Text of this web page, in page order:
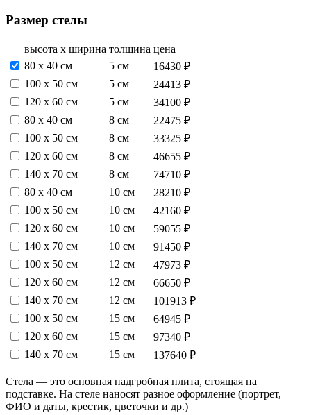
Размер стелы
высота х ширина толщина цена
80 х 40 см
5 см
16430 ₽
100 х 50 см
5 см
24413 ₽
120 х 60 см
5 см
34100 ₽
80 х 40 см
8 см
22475 ₽
100 х 50 см
8 см
33325 ₽
120 х 60 см
8 см
46655 ₽
140 х 70 см
8 см
74710 ₽
80 х 40 см
10 см
28210 ₽
100 х 50 см
10 см
42160 ₽
120 х 60 см
10 см
59055 ₽
140 х 70 см
10 см
91450 ₽
100 х 50 см
12 см
47973 ₽
120 х 60 см
12 см
66650 ₽
140 х 70 см
12 см
101913 ₽
100 х 50 см
15 см
64945 ₽
120 х 60 см
15 см
97340 ₽
140 х 70 см
15 см 137640 ₽
Стела — это основная надгробная плита, стоящая на
подставке. На стеле наносят разное оформление (портрет,
ФИО и даты, крестик, цветочки и др.)